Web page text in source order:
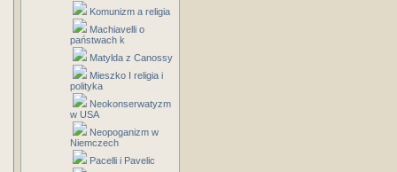
Komunizm a religia
Machiavelli o
państwach k
Matylda z Canossy
Mieszko I religia i
polityka
Neokonserwatyzm
w USA
Neopoganizm w
Niemczech
Pacelli i Pavelic